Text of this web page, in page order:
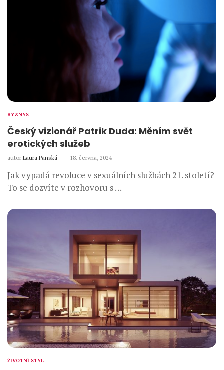
BYZNYS
Český vizionář Patrik Duda: Měním svět
erotických služeb
autor Laura Panská 18. června, 2024
Jak vypadá revoluce v sexuálních službách 21. století?
To se dozvíte v rozhovoru s …
ŽIVOTNÍ STYL